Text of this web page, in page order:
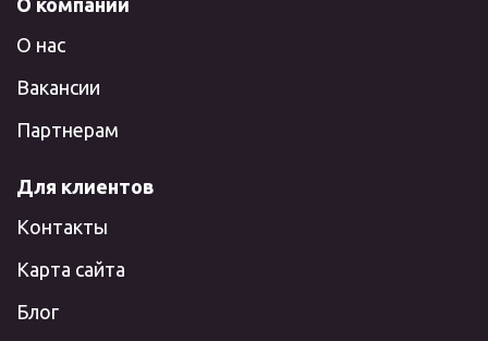
О нас
Вакансии
Партнерам
Для клиентов
Контакты
Карта сайта
Блог